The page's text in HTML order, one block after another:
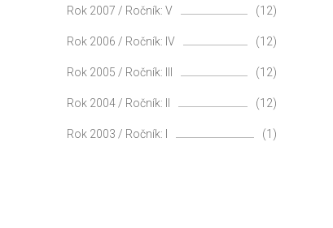
Rok 2007 / Ročník: V (12)
Rok 2006 / Ročník: IV (12)
Rok 2005 / Ročník: III (12)
Rok 2004 / Ročník: II (12)
Rok 2003 / Ročník: I (1)